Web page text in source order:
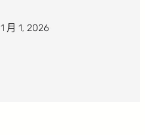
1 月 1, 2026